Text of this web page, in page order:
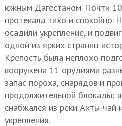
южным Дагестаном. Почти
протекала тихо и спокойно.
осадили укрепление, и
одной из ярких страниц
Крепость была неплохо
вооружена 11 орудиями
запас пороха, снарядов и
продолжительной блокады;
снабжался из реки Ахты-чай
укрепления.